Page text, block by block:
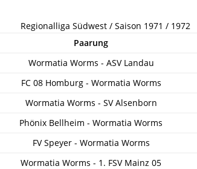
Regionalliga Südwest / Saison 1971 / 1972
Paarung
Wormatia Worms - ASV Landau
FC 08 Homburg - Wormatia Worms
Wormatia Worms - SV Alsenborn
Phönix Bellheim - Wormatia Worms
FV Speyer - Wormatia Worms
Wormatia Worms - 1. FSV Mainz 05